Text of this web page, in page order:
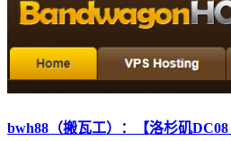
bwh88（搬瓦工）：【洛杉矶